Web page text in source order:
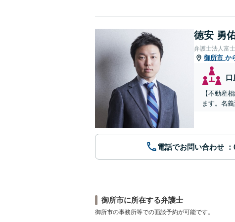
徳安 勇
弁護士法人富
御所市 か
口
【不動産
ます。名
電話でお問い合わせ
御所市に所在する弁護士
御所市の事務所等での面談予約が可能です。